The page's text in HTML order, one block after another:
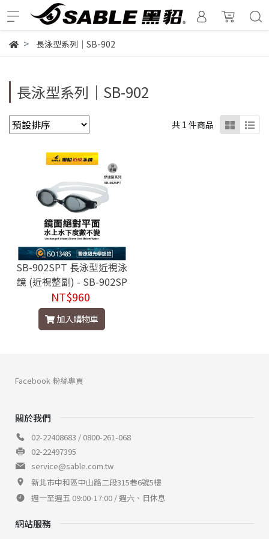
長泳型系列｜SB-902
長泳型系列｜SB-902
共 1 件商品
SB-902SPT 長泳型近視泳
鏡 (近視整副) - SB-902SP
T C28 灰透明
NT$960
加入購物車
關於我們
02-22408683 / 0800-261-068
02-22497395
service@sable.com.tw
新北市中和區中山路二段315巷6號5樓
週一至週五 09:00-17:00 / 週六、日休息
網站服務
Facebook 粉絲專頁